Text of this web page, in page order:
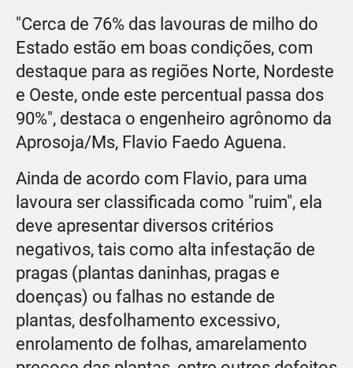
"Cerca de 76% das lavouras de milho do
Estado estão em boas condições, com
destaque para as regiões Norte, Nordeste
e Oeste, onde este percentual passa dos
90%", destaca o engenheiro agrônomo da
Aprosoja/Ms, Flavio Faedo Aguena.
Ainda de acordo com Flavio, para uma
lavoura ser classificada como "ruim", ela
deve apresentar diversos critérios
negativos, tais como alta infestação de
pragas (plantas daninhas, pragas e
doenças) ou falhas no estande de
plantas, desfolhamento excessivo,
enrolamento de folhas, amarelamento